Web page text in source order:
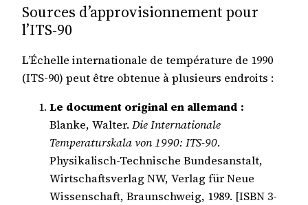
Sources d’approvisionnement pour
l’ITS-90
L’Échelle internationale de température de 1990
(ITS-90) peut être obtenue à plusieurs endroits :
Le document original en allemand :
Blanke, Walter. Die Internationale
Temperaturskala von 1990: ITS-90.
Physikalisch-Technische Bundesanstalt,
Wirtschaftsverlag NW, Verlag für Neue
Wissenschaft, Braunschweig, 1989. [ISBN 3-